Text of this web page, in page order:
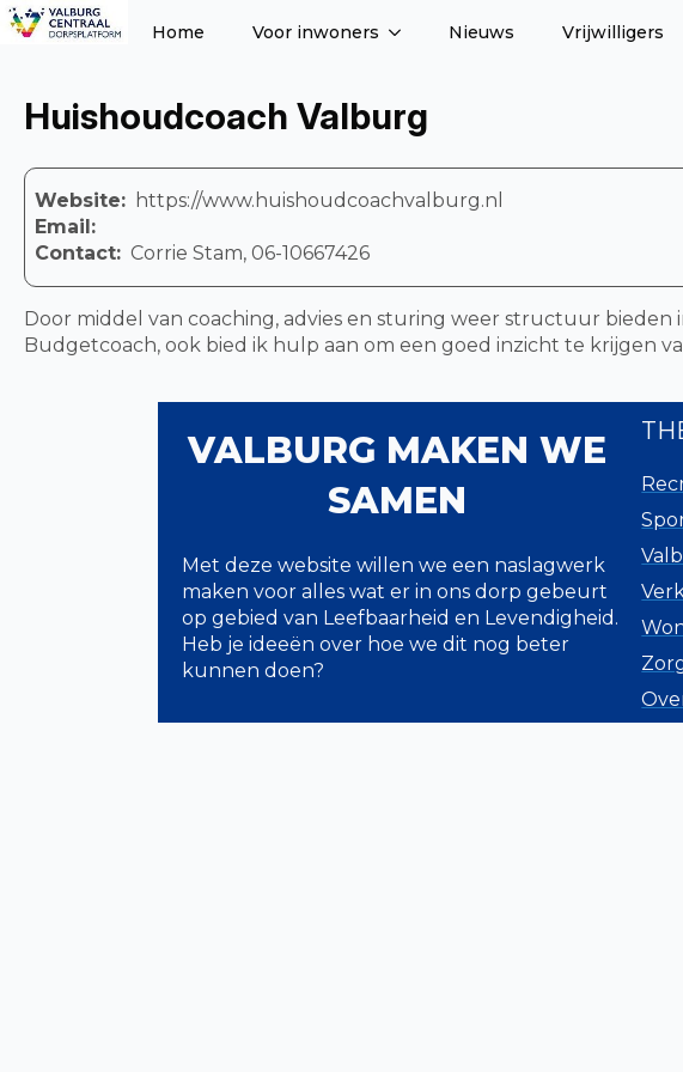
Home Voor inwoners Nieuws Vrijwilligers
Huishoudcoach Valburg
Website: https://www.huishoudcoachvalburg.nl
Email:
Contact: Corrie Stam, 06-10667426
Door middel van coaching, advies en sturing weer structuur
Budgetcoach, ook bied ik hulp aan om een goed inzicht te krijgen
VALBURG MAKEN WE
SAMEN
Met deze website willen we een naslagwerk
maken voor alles wat er in ons dorp gebeurt
op gebied van Leefbaarheid en Levendigheid.
Heb je ideeën over hoe we dit nog beter
kunnen doen?